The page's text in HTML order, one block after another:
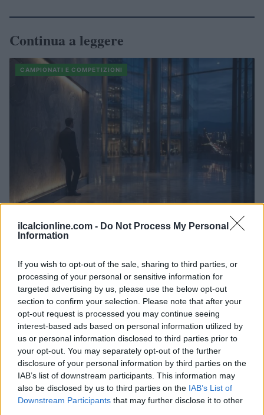
ilcalcionline.com - Do Not Process My Personal
Information
If you wish to opt-out of the sale, sharing to third parties, or
processing of your personal or sensitive information for
targeted advertising by us, please use the below opt-out
section to confirm your selection. Please note that after your
opt-out request is processed you may continue seeing
interest-based ads based on personal information utilized by
us or personal information disclosed to third parties prior to
your opt-out. You may separately opt-out of the further
disclosure of your personal information by third parties on the
IAB’s list of downstream participants. This information may
also be disclosed by us to third parties on the IAB’s List of
Downstream Participants that may further disclose it to other
Continua a leggere
CAMPIONATI E COMPETIZIONI
Gianni Infantino e il ritiro del piano FFE: cosa è successo e
CAMPIONATI E COMPETIZIONI